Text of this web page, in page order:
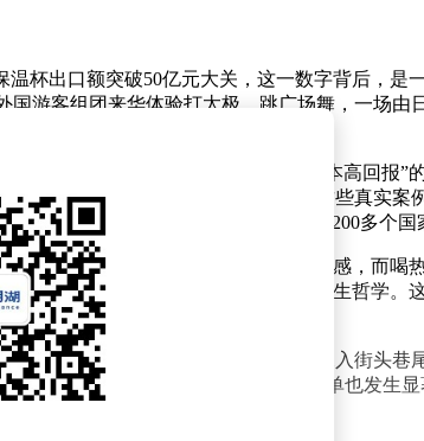
杯出口额突破50亿元大关，这一数字背后，是
国游客组团来华体验打太极、跳广场舞，一场
失去吸引力时，中式养生以其“低成本高回报”
后困扰多年的痛经症状显著改善。这些真实案
和枸杞出口额均约2亿元，产品覆盖200多个国
虽具代表性，但与日常生活存在距离感，而喝
感中，逐渐理解中国人“治未病”的养生哲学。
声的渗透。
，他们不再满足于观光游览，而是深入街头巷
同比增长超5倍。外国游客的购物清单也发生
转变为立体互动。